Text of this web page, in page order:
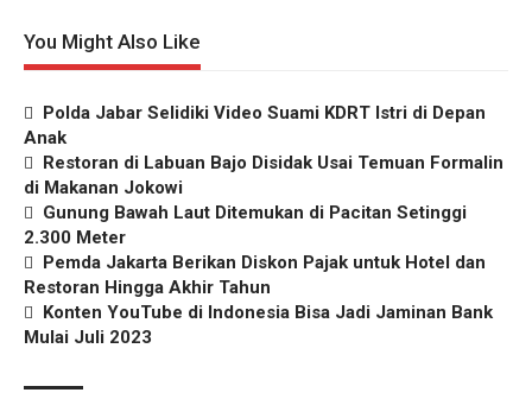
You Might Also Like
Polda Jabar Selidiki Video Suami KDRT Istri di Depan
Anak
Restoran di Labuan Bajo Disidak Usai Temuan Formalin
di Makanan Jokowi
Gunung Bawah Laut Ditemukan di Pacitan Setinggi
2.300 Meter
Pemda Jakarta Berikan Diskon Pajak untuk Hotel dan
Restoran Hingga Akhir Tahun
Konten YouTube di Indonesia Bisa Jadi Jaminan Bank
Mulai Juli 2023